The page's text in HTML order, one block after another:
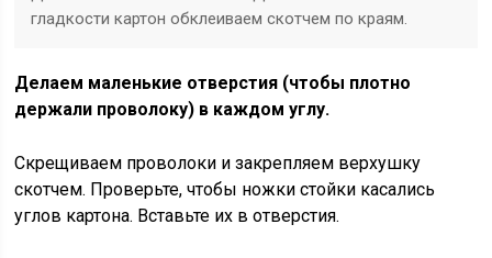
гладкости картон обклеиваем скотчем по краям.
Делаем маленькие отверстия (чтобы плотно
держали проволоку) в каждом углу.
Скрещиваем проволоки и закрепляем верхушку
скотчем. Проверьте, чтобы ножки стойки касались
углов картона. Вставьте их в отверстия.